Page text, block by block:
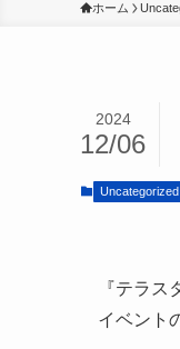
ホーム
2024
12/06
Uncategorized
『テラ
イベント